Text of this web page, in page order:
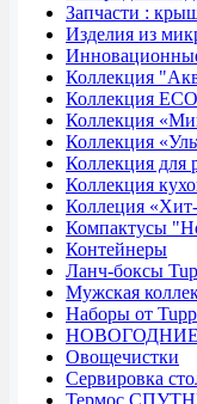
Запчасти :
Изделия из
Коллекция
Коллекция ECO
Коллекция
Коллекция
Коллекция для
Коллекция
Коллеция
Компактусы
Контейнеры
Ланч-боксы
Мужская
Наборы от
НОВОГОДНИЕ
Овощечистки
Сервировка